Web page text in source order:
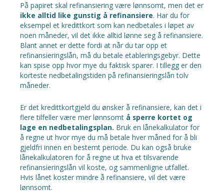
På papiret skal refinansiering være lønnsomt, men det er
ikke alltid like gunstig å refinansiere. Har du for
eksempel et kredittkort som kan nedbetales i løpet av
noen måneder, vil det ikke alltid lønne seg å refinansiere.
Blant annet er dette fordi at når du tar opp et
refinansieringslån, må du betale etableringsgebyr. Dette
kan spise opp hvor mye du faktisk sparer. I tillegg er den
korteste nedbetalingstiden på refinansieringslån tolv
måneder.
Er det kredittkortgjeld du ønsker å refinansiere, kan det i
flere tilfeller være mer lønnsomt å sperre kortet og
lage en nedbetalingsplan. Bruk en lånekalkulator for
å regne ut hvor mye du må betale hver måned for å bli
gjeldfri innen en bestemt periode. Du kan også bruke
lånekalkulatoren for å regne ut hva et tilsvarende
refinansieringslån vil koste, og sammenligne utfallet.
Hvis lånet koster mindre å refinansiere, vil det være
lønnsomt.